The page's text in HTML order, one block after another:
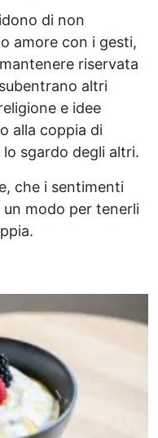
di non
amore con i gesti,
riservata
altri
e idee
alla coppia di
sgardo degli altri.
che i sentimenti
modo per tenerli